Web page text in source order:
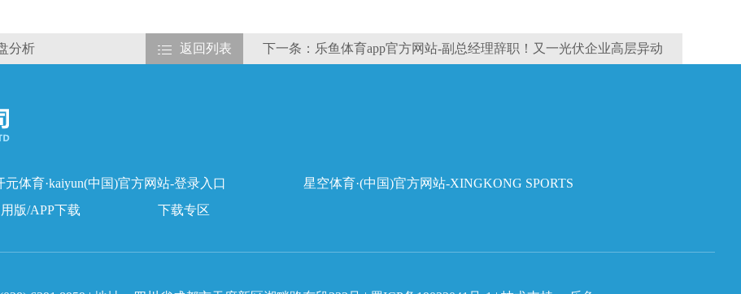
分析 返回列表 下一条：乐鱼体育app官方网站-副总经理辞职！又一光伏企业高层异动
元体育·kaiyun(中国)官方网站-登录入口
星空体育·(中国)官方网站-XINGKONG SPORTS
版/APP下载
下载专区